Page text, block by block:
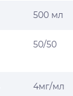
500 мл
50/50
4мг/мл